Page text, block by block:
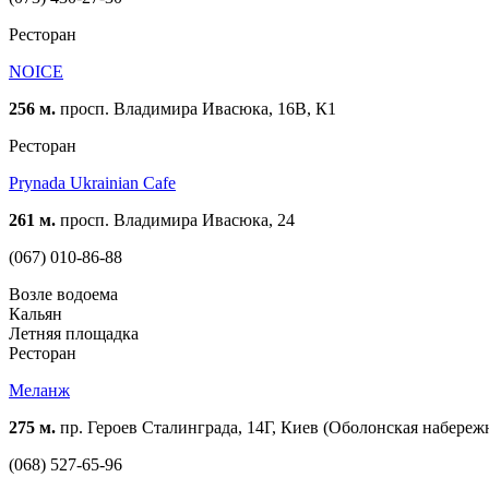
Ресторан
NOICE
256 м. просп. Владимира Ивасюка, 16В, К1
Ресторан
Prynada Ukrainian Cafe
261 м. просп. Владимира Ивасюка, 24
(067) 010-86-88
Возле водоема
Кальян
Летняя площадка
Ресторан
Меланж
275 м. пр. Героев Сталинграда, 14Г, Киев (Оболонская
(068) 527-65-96